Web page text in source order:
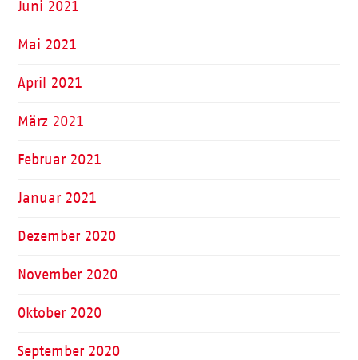
Juni 2021
Mai 2021
April 2021
März 2021
Februar 2021
Januar 2021
Dezember 2020
November 2020
Oktober 2020
September 2020